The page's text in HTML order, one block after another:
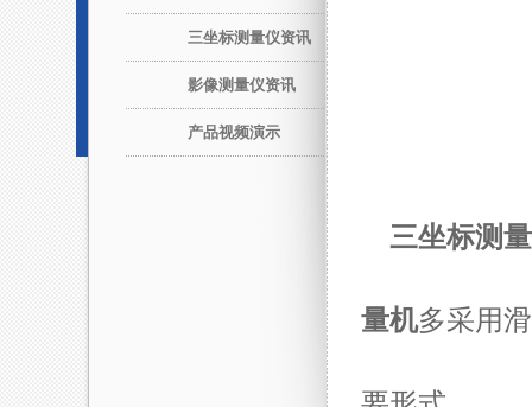
三坐标测量仪资讯
影像测量仪资讯
产品视频演示
三坐标测
量机多采用